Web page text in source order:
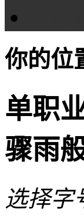
你的位
单职
骤雨
选择字